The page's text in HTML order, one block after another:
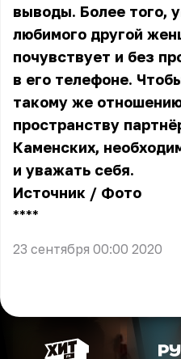
выводы. Более того,
любимого другой
почувствует и без
в его телефоне.
такому же
пространству
Каменских,
и уважать себя.
Источник / Фото
** **
23 сентября 00:00 2020